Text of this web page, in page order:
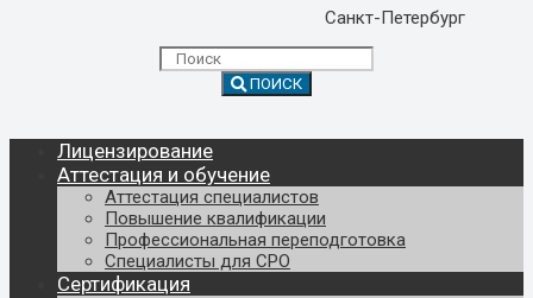
Санкт-Петербург
ПОИСК
Лицензирование
Аттестация и обучение
Аттестация специалистов
Повышение квалификации
Профессиональная переподготовка
Специалисты для СРО
Сертификация